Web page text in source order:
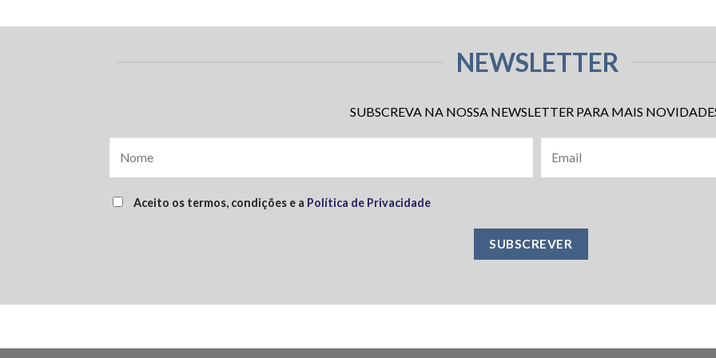
NEWSLETTER
SUBSCREVA NA NOSSA NEWSLETTER PARA MAIS
Aceito os termos, condições e a Política de Privacidade